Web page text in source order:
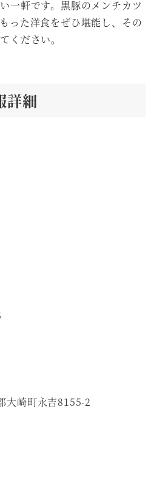
一軒です。黒豚のメンチカツ
った洋食をぜひ堪能し、その
ください。
詳細
大崎町永吉8155-2